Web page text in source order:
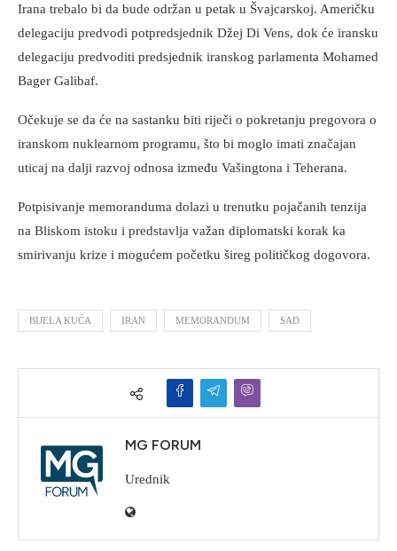
Irana trebalo bi da bude održan u petak u Švajcarskoj. Američku
delegaciju predvodi potpredsjednik Džej Di Vens, dok će iransku
delegaciju predvoditi predsjednik iranskog parlamenta Mohamed
Bager Galibaf.
Očekuje se da će na sastanku biti riječi o pokretanju pregovora o
iranskom nuklearnom programu, što bi moglo imati značajan
uticaj na dalji razvoj odnosa između Vašingtona i Teherana.
Potpisivanje memoranduma dolazi u trenutku pojačanih tenzija
na Bliskom istoku i predstavlja važan diplomatski korak ka
smirivanju krize i mogućem početku šireg političkog dogovora.
BIJELA KUĆA IRAN MEMORANDUM SAD
MG FORUM
Urednik